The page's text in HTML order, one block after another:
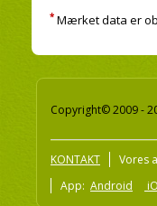
* Mærket data er
Copyright© 2009 -
KONTAKT Vores
App: Android